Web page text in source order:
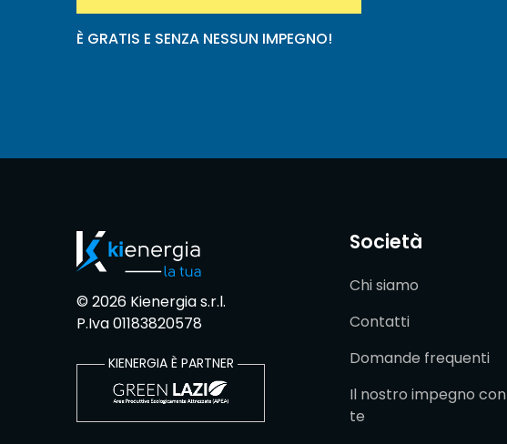
È GRATIS E SENZA NESSUN IMPEGNO!
© 2026 Kienergia s.r.l.
P.Iva 01183820578
KIENERGIA È PARTNER
Società
Chi siamo
Contatti
Domande frequenti
Il nostro impegno con
te